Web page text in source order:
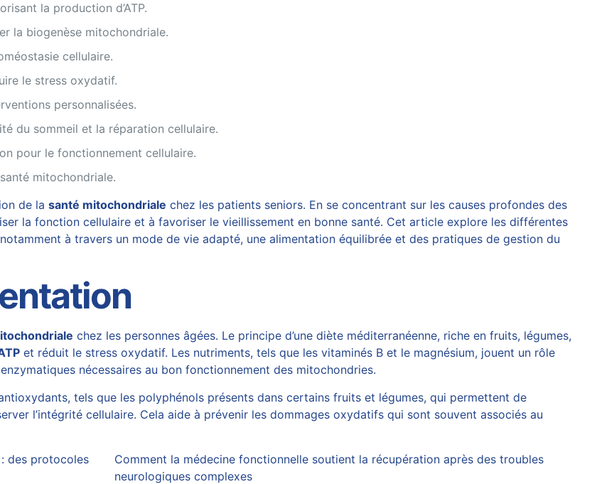
la production d’ATP.
la biogenèse mitochondriale.
cellulaire.
le stress oxydatif.
personnalisées.
du sommeil et la réparation cellulaire.
pour le fonctionnement cellulaire.
mitochondriale.
de lasanté mitochondriale chez les patients seniors. En se concentrant sur les causes profondes des
la fonction cellulaire et à favoriser le vieillissement en bonne santé. Cet article explore les différentes
à travers un mode de vie adapté, une alimentation équilibrée et des pratiques de gestion du
chez les personnes âgées. Le principe d’une diète méditerranéenne, riche en fruits, légumes,
et réduit le stress oxydatif. Les nutriments, tels que les vitaminés B et le magnésium, jouent un rôle
nécessaires au bon fonctionnement des mitochondries.
tels que les polyphénols présents dans certains fruits et légumes, qui permettent de
l’intégrité cellulaire. Cela aide à prévenir les dommages oxydatifs qui sont souvent associés au
des protocoles
Comment la médecine fonctionnelle soutient la récupération après des troubles
neurologiques complexes